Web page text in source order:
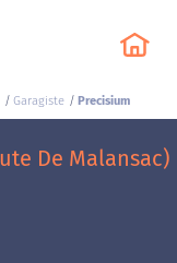
Garagiste Precisium
De Malansac)